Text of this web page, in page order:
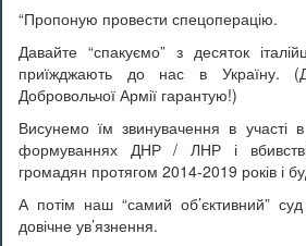
“Пропоную провести спецоперацію.
Давайте “спакуємо” з десяток
приїжджають до нас в Україну.
Добровольчої Армії гарантую!)
Висунемо їм звинувачення в участі
формуваннях ДНР / ЛНР і вбивстві
громадян протягом 2014-2019 років і
А потім наш “самий об’єктивний”
довічне ув’язнення.